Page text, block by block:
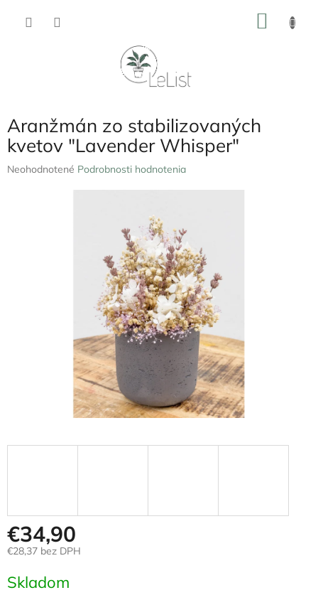
Aranžmán zo stabilizovaných
kvetov "Lavender Whisper"
Priemerné
Neohodnotené Podrobnosti hodnotenia
€34,90
€28,37 bez DPH
cena:
Skladom